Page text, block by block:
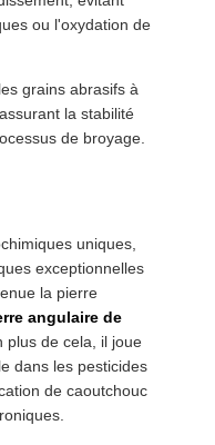
ou l'oxydation de
grains abrasifs à
la stabilité
de broyage.
uniques,
exceptionnelles
la pierre
angulaire de
plus de cela, il joue
dans les pesticides
de caoutchouc